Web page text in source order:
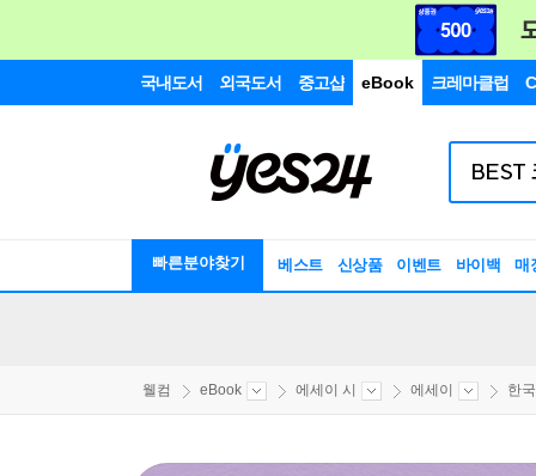
국내도서 외국도서 중고샵 eBook 크레마클럽
빠른분야찾기 베스트 신상품 이벤트 바이백 매
웰컴 eBook 에세이 시 에세이 한